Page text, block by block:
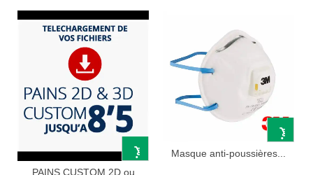
PAINS CUSTOM 2D ou
Masque anti-poussières...